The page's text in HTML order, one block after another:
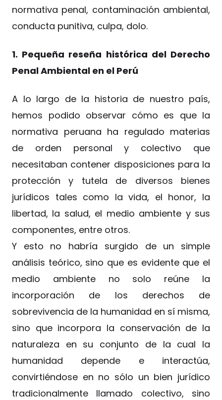
normativa penal, contaminación ambiental,
conducta punitiva, culpa, dolo.
1. Pequeña reseña histórica del Derecho
Penal Ambiental en el Perú
A lo largo de la historia de nuestro país,
hemos podido observar cómo es que la
normativa peruana ha regulado materias
de orden personal y colectivo que
necesitaban contener disposiciones para la
protección y tutela de diversos bienes
jurídicos tales como la vida, el honor, la
libertad, la salud, el medio ambiente y sus
componentes, entre otros.
Y esto no habría surgido de un simple
análisis teórico, sino que es evidente que el
medio ambiente no solo reúne la
incorporación de los derechos de
sobrevivencia de la humanidad en sí misma,
sino que incorpora la conservación de la
naturaleza en su conjunto de la cual la
humanidad depende e interactúa,
convirtiéndose en no sólo un bien jurídico
tradicionalmente llamado colectivo, sino